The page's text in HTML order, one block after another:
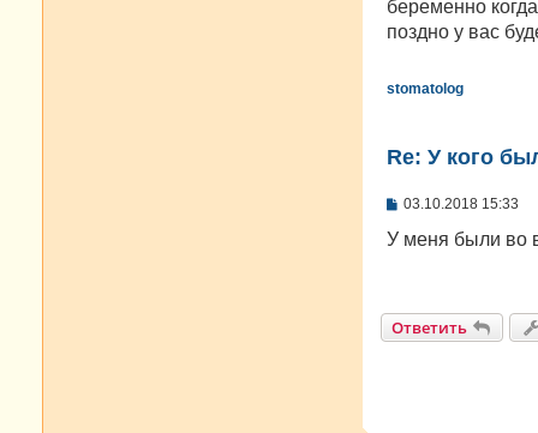
щ
е
беременно
поздно у вас
stomatolog
Re: У кого
С
о
и
е
03.10.2018 15:33
У меня были во
Ответить